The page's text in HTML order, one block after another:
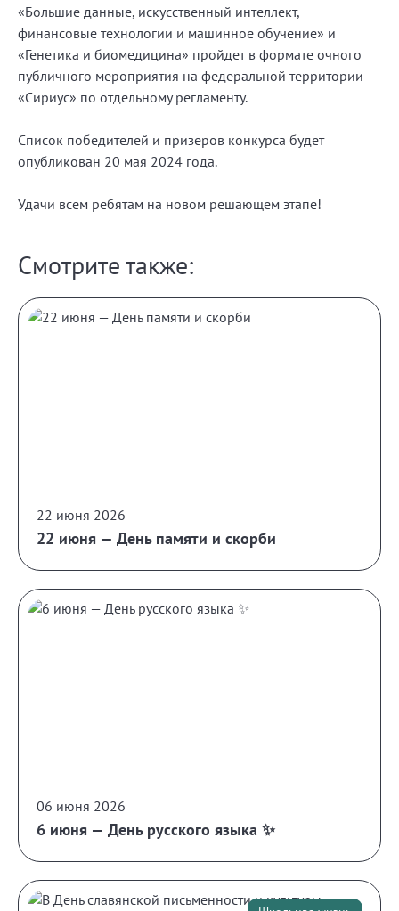
«Большие данные, искусственный интеллект,
финансовые технологии и машинное обучение» и
«Генетика и биомедицина» пройдет в формате очного
публичного мероприятия на федеральной территории
«Сириус» по отдельному регламенту.
Список победителей и призеров конкурса будет
опубликован 20 мая 2024 года.
Удачи всем ребятам на новом решающем этапе!
Смотрите также:
22 июня 2026
22 июня — День памяти и скорби
06 июня 2026
6 июня — День русского языка ✨